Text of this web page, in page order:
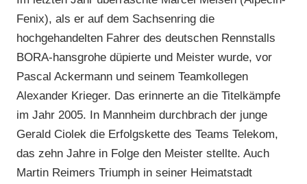
Fenix), als er auf dem Sachsenring die
hochgehandelten Fahrer des deutschen Rennstalls
BORA-hansgrohe düpierte und Meister wurde, vor
Pascal Ackermann und seinem Teamkollegen
Alexander Krieger. Das erinnerte an die Titelkämpfe
im Jahr 2005. In Mannheim durchbrach der junge
Gerald Ciolek die Erfolgskette des Teams Telekom,
das zehn Jahre in Folge den Meister stellte. Auch
Martin Reimers Triumph in seiner Heimatstadt